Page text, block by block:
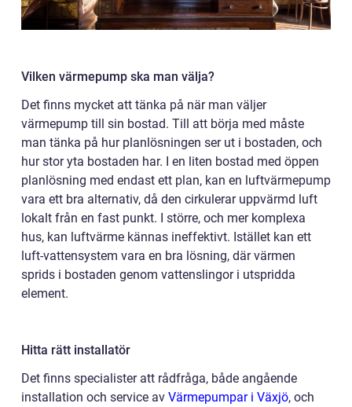
Vilken värmepump ska man välja?
Det finns mycket att tänka på när man väljer
värmepump till sin bostad. Till att börja med måste
man tänka på hur planlösningen ser ut i bostaden, och
hur stor yta bostaden har. I en liten bostad med öppen
planlösning med endast ett plan, kan en luftvärmepump
vara ett bra alternativ, då den cirkulerar uppvärmd luft
lokalt från en fast punkt. I större, och mer komplexa
hus, kan luftvärme kännas ineffektivt. Istället kan ett
luft-vattensystem vara en bra lösning, där värmen
sprids i bostaden genom vattenslingor i utspridda
element.
Hitta rätt installatör
Det finns specialister att rådfråga, både angående
installation och service av Värmepumpar i Växjö, och